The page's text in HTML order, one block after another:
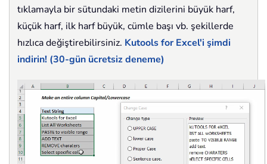
tıklamayla bir sütundaki metin dizilerini büyük harf,
küçük harf, ilk harf büyük, cümle başı vb. şekillerde
hızlıca değiştirebilirsiniz. Kutools for Excel'i şimdi
indirin! (30-gün ücretsiz deneme)